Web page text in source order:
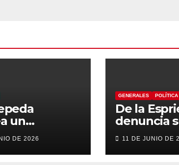
un
de
con
en el
DE 2026
GENERALES POLÍTICA
De la
denuncia
legislativo”
decisión
11 DE JUNIO DE